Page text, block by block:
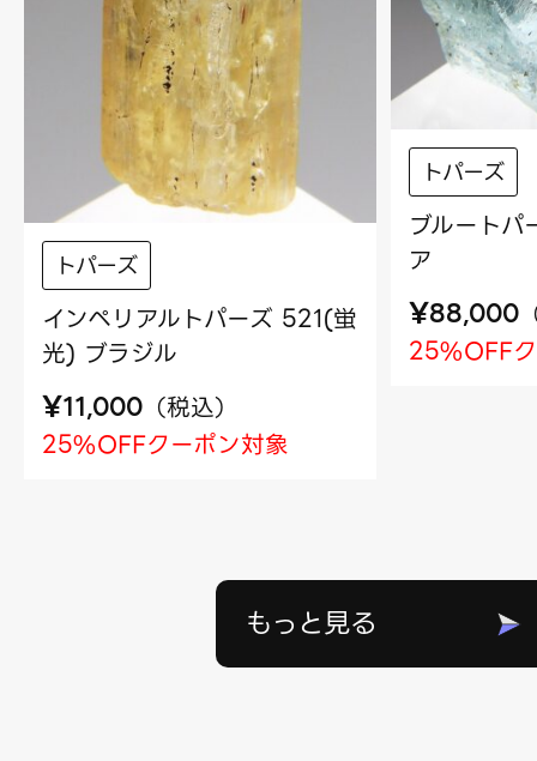
トパーズ
インペリアルトパーズ 521(蛍
光) ブラジル
¥11,000 （税込）
25%OFFクーポン対象
トパーズ
ブルート
ア
¥88,000
25%OFF
もっと見る